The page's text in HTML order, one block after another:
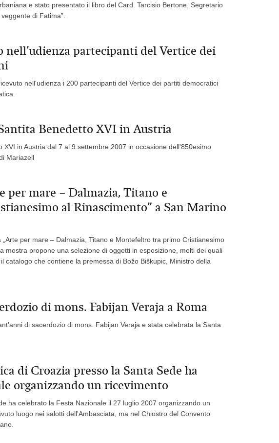
e stato presentato il libro del Card. Tarcisio Bertone, Segretario
di Fatima”.
partecipanti del Vertice dei
nell'udienza i 200 partecipanti del Vertice dei partiti democratici
Benedetto XVI in Austria
XVI in Austria dal 7 al 9 settembre 2007 in occasione dell'850esimo
Mariazell
per mare – Dalmazia, Titano e
al Rinascimento” a San Marino
per mare – Dalmazia, Titano e Montefeltro tra primo Cristianesimo
mostra propone una selezione di oggetti in esposizione, molti dei quali
catalogo che contiene la premessa di Božo Biškupic, Ministro della
di mons. Fabijan Veraja a Roma
di sacerdozio di mons. Fabijan Veraja e stata celebrata la Santa
di Croazia presso la Santa Sede ha
organizzando un ricevimento
ha celebrato la Festa Nazionale il 27 luglio 2007 organizzando un
luogo nei salotti dell'Ambasciata, ma nel Chiostro del Convento